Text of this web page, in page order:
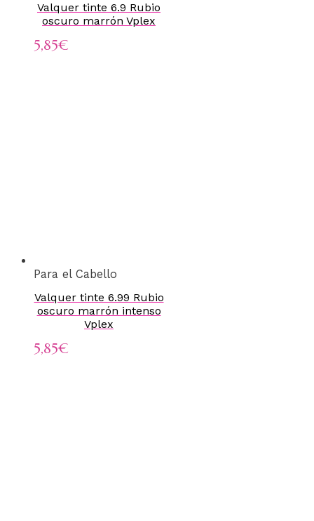
Valquer tinte 6.9 Rubio
oscuro marrón Vplex
5,85€
Para el Cabello
Valquer tinte 6.99 Rubio
oscuro marrón intenso
Vplex
5,85€